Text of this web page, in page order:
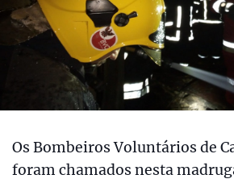
Os Bombeiros Voluntários de
foram chamados nesta